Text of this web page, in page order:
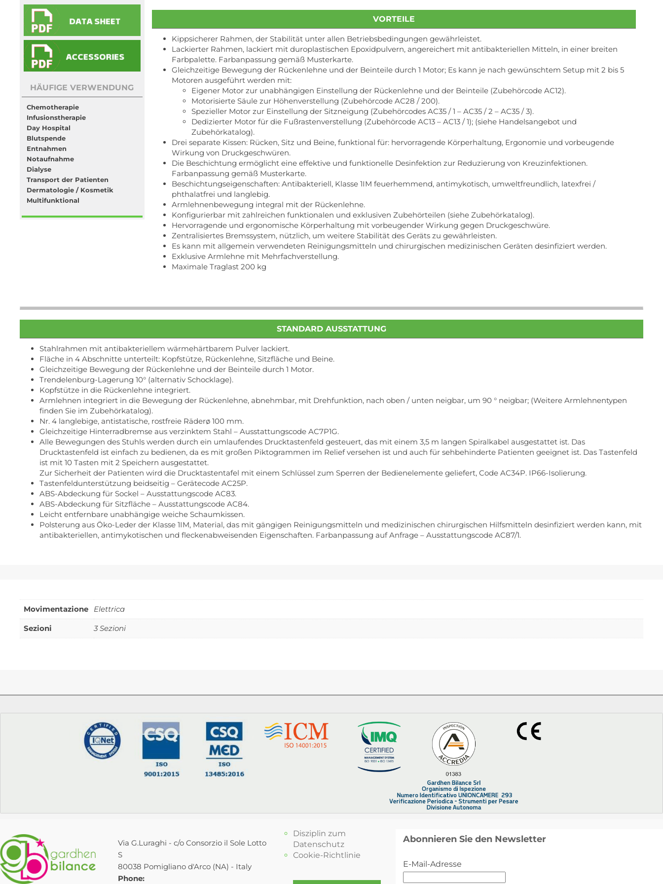
HÄUFIGE VERWENDUNG
Chemotherapie
Infusionstherapie
Day Hospital
Blutspende
Entnahmen
Notaufnahme
Dialyse
Transport der Patienten
Dermatologie / Kosmetik
Multifunktional
VORTEILE
Kippsicherer Rahmen, der Stabilität unter allen Betriebsbedingungen gewährleistet.
Lackierter Rahmen, lackiert mit duroplastischen Epoxidpulvern, angereichert mit antibakteriellen Mitteln, in einer breiten
Farbpalette. Farbanpassung gemäß Musterkarte.
Gleichzeitige Bewegung der Rückenlehne und der Beinteile durch 1 Motor; Es kann je nach gewünschtem Setup mit 2 bis 5
Motoren ausgeführt werden mit:
Eigener Motor zur unabhängigen Einstellung der Rückenlehne und der Beinteile (Zubehörcode AC12).
Motorisierte Säule zur Höhenverstellung (Zubehörcode AC28 / 200).
Spezieller Motor zur Einstellung der Sitzneigung (Zubehörcodes AC35 / 1 – AC35 / 2 – AC35 / 3).
Dedizierter Motor für die Fußrastenverstellung (Zubehörcode AC13 – AC13 / 1); (siehe Handelsangebot und
Zubehörkatalog).
Drei separate Kissen: Rücken, Sitz und Beine, funktional für: hervorragende Körperhaltung, Ergonomie und vorbeugende
Wirkung von Druckgeschwüren.
Die Beschichtung ermöglicht eine effektive und funktionelle Desinfektion zur Reduzierung von Kreuzinfektionen.
Farbanpassung gemäß Musterkarte.
Beschichtungseigenschaften: Antibakteriell, Klasse 1IM feuerhemmend, antimykotisch, umweltfreundlich, latexfrei /
phthalatfrei und langlebig.
Armlehnenbewegung integral mit der Rückenlehne.
Konfigurierbar mit zahlreichen funktionalen und exklusiven Zubehörteilen (siehe Zubehörkatalog).
Hervorragende und ergonomische Körperhaltung mit vorbeugender Wirkung gegen Druckgeschwüre.
Zentralisiertes Bremssystem, nützlich, um weitere Stabilität des Geräts zu gewährleisten.
Es kann mit allgemein verwendeten Reinigungsmitteln und chirurgischen medizinischen Geräten desinfiziert werden.
Exklusive Armlehne mit Mehrfachverstellung.
Maximale Traglast 200 kg
STANDARD AUSSTATTUNG
Stahlrahmen mit antibakteriellem wärmehärtbarem Pulver lackiert.
Fläche in 4 Abschnitte unterteilt: Kopfstütze, Rückenlehne, Sitzfläche und Beine.
Gleichzeitige Bewegung der Rückenlehne und der Beinteile durch 1 Motor.
Trendelenburg-Lagerung 10° (alternativ Schocklage).
Kopfstütze in die Rückenlehne integriert.
Armlehnen integriert in die Bewegung der Rückenlehne, abnehmbar, mit Drehfunktion, nach oben / unten neigbar, um 90 ° neigbar; (Weitere Armlehnentypen
finden Sie im Zubehörkatalog).
Nr. 4 langlebige, antistatische, rostfreie Räderø 100 mm.
Gleichzeitige Hinterradbremse aus verzinktem Stahl – Ausstattungscode AC7P1G.
Alle Bewegungen des Stuhls werden durch ein umlaufendes Drucktastenfeld gesteuert, das mit einem 3,5 m langen Spiralkabel ausgestattet ist. Das
Drucktastenfeld ist einfach zu bedienen, da es mit großen Piktogrammen im Relief versehen ist und auch für sehbehinderte Patienten geeignet ist. Das Tastenfeld
ist mit 10 Tasten mit 2 Speichern ausgestattet.
Zur Sicherheit der Patienten wird die Drucktastentafel mit einem Schlüssel zum Sperren der Bedienelemente geliefert, Code AC34P. IP66-Isolierung.
Tastenfeldunterstützung beidseitig – Gerätecode AC25P.
ABS-Abdeckung für Sockel – Ausstattungscode AC83.
ABS-Abdeckung für Sitzfläche – Ausstattungscode AC84.
Leicht entfernbare unabhängige weiche Schaumkissen.
Polsterung aus Öko-Leder der Klasse 1IM, Material, das mit gängigen Reinigungsmitteln und medizinischen chirurgischen Hilfsmitteln desinfiziert werden kann, mit
antibakteriellen, antimykotischen und fleckenabweisenden Eigenschaften. Farbanpassung auf Anfrage – Ausstattungscode AC87/1.
Movimentazione Elettrica
Sezioni 3 Sezioni
Via G.Luraghi - c/o Consorzio il Sole Lotto
S
80038 Pomigliano d'Arco (NA) - Italy
Phone:
Disziplin zum
Datenschutz
Cookie-Richtlinie
Abonnieren Sie den Newsletter
E-Mail-Adresse